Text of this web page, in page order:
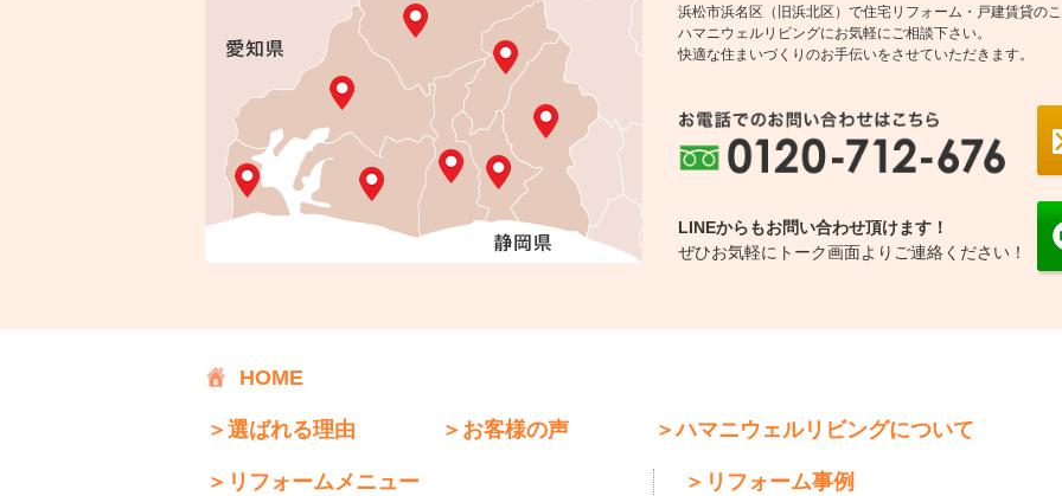
浜松市浜名区（旧浜北区）で住宅リフォーム・戸建賃貸の
ハマニウェルリビングにお気軽にご相談下さい。
快適な住まいづくりのお手伝いをさせていただきます。
LINEからもお問い合わせ頂けます！
ぜひお気軽にトーク画面よりご連絡ください！
HOME
＞選ばれる理由 ＞お客様の声 ＞ハマニウェルリビングについて
＞リフォームメニュー ＞リフォーム事例